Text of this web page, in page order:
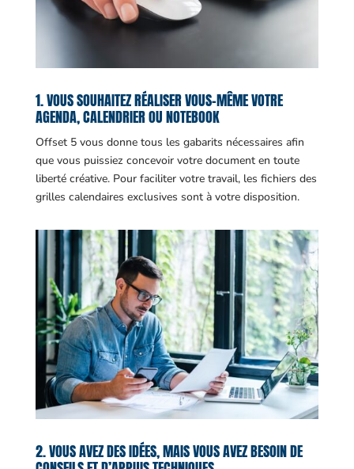
1. VOUS SOUHAITEZ RÉALISER VOUS-MÊME VOTRE
AGENDA, CALENDRIER OU NOTEBOOK
Offset 5 vous donne tous les gabarits nécessaires afin
que vous puissiez concevoir votre document en toute
liberté créative. Pour faciliter votre travail, les fichiers des
grilles calendaires exclusives sont à votre disposition.
2. VOUS AVEZ DES IDÉES, MAIS VOUS AVEZ BESOIN DE